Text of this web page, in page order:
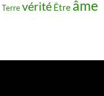
Terrevérité Être âme